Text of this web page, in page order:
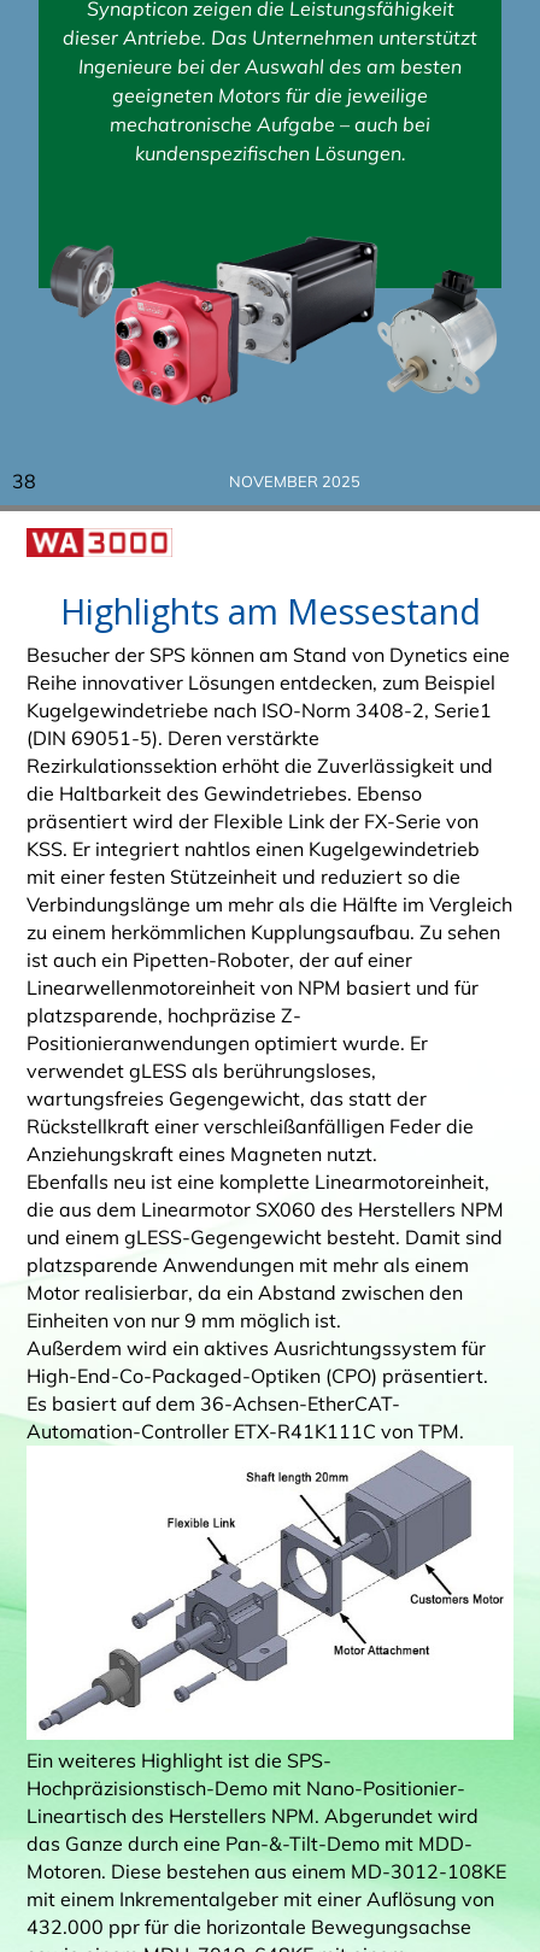
Synapticon zeigen die Leistungsfähigkeit
dieser Antriebe. Das Unternehmen unterstützt
Ingenieure bei der Auswahl des am besten
geeigneten Motors für die jeweilige
mechatronische Aufgabe – auch bei
kundenspezifischen Lösungen.
38 NOVEMBER 2025
Highlights am Messestand
Besucher der SPS können am Stand von Dynetics eine
Reihe innovativer Lösungen entdecken, zum Beispiel
Kugelgewindetriebe nach ISO-Norm 3408-2, Serie1
(DIN 69051-5). Deren verstärkte
Rezirkulationssektion erhöht die Zuverlässigkeit und
die Haltbarkeit des Gewindetriebes. Ebenso
präsentiert wird der Flexible Link der FX-Serie von
KSS. Er integriert nahtlos einen Kugelgewindetrieb
mit einer festen Stützeinheit und reduziert so die
Verbindungslänge um mehr als die Hälfte im Vergleich
zu einem herkömmlichen Kupplungsaufbau. Zu sehen
ist auch ein Pipetten-Roboter, der auf einer
Linearwellenmotoreinheit von NPM basiert und für
platzsparende, hochpräzise Z-
Positionieranwendungen optimiert wurde. Er
verwendet gLESS als berührungsloses,
wartungsfreies Gegengewicht, das statt der
Rückstellkraft einer verschleißanfälligen Feder die
Anziehungskraft eines Magneten nutzt.
Ebenfalls neu ist eine komplette Linearmotoreinheit,
die aus dem Linearmotor SX060 des Herstellers NPM
und einem gLESS-Gegengewicht besteht. Damit sind
platzsparende Anwendungen mit mehr als einem
Motor realisierbar, da ein Abstand zwischen den
Einheiten von nur 9 mm möglich ist.
Außerdem wird ein aktives Ausrichtungssystem für
High-End-Co-Packaged-Optiken (CPO) präsentiert.
Es basiert auf dem 36-Achsen-EtherCAT-
Automation-Controller ETX-R41K111C von TPM.
Ein weiteres Highlight ist die SPS-
Hochpräzisionstisch-Demo mit Nano-Positionier-
Lineartisch des Herstellers NPM. Abgerundet wird
das Ganze durch eine Pan-&-Tilt-Demo mit MDD-
Motoren. Diese bestehen aus einem MD-3012-108KE
mit einem Inkrementalgeber mit einer Auflösung von
432.000 ppr für die horizontale Bewegungsachse